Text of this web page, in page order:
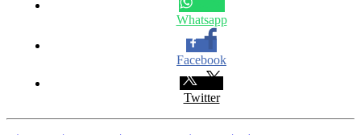
Whatsapp
Facebook
Twitter